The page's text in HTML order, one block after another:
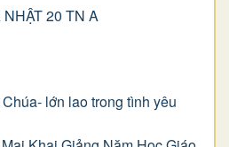
20 TN A
lớn lao trong tình yêu